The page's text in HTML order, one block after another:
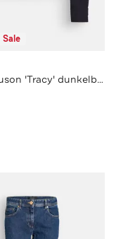
Sale
Woll-Blouson 'Tracy' dunkelblau